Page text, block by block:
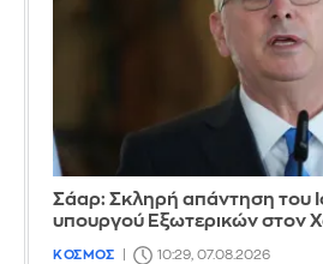
Σάαρ: Σκληρή απάντηση του
υπουργού Εξωτερικών στον
ΚΟΣΜΟΣ 10:29, 07.08.2026